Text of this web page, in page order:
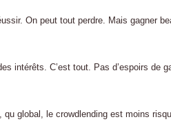
On peut tout perdre. Mais gagner
intérêts. C’est tout. Pas d’espoirs de
global, le crowdlending est moins